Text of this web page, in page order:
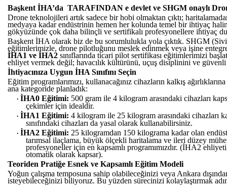
Başkent İHA’da TARAFINDAN e devlet ve SHGM onaylı
Drone teknolojileri artık sadece bir hobi olmaktan çıktı;
medyaya kadar endüstrinin hemen her kolunda temel bir ihtiyaç
gökyüzünde çok daha bilinçli ve sertifikalı profesyonellere ihtiyaç
Başkent İHA olarak biz de bu sorumlulukla yola çıktık. SHGM
eğitimlerimizle, drone pilotluğunu meslek edinmek veya işine
İHA1 ve İHA2 sınıflarında ticari pilot sertifikası eğitimlerimizi
ehliyet vermek değil; havacılık kültürünü, uçuş disiplinini ve güvenli
İhtiyacınıza Uygun İHA Sınıfını Seçin
Eğitim programlarımızı, kullanacağınız cihazların kalkış
ana kategoride planladık:
• İHA0 Eğitimi: 500 gram ile 4 kilogram arasındaki cihazları
çekimler için idealdir.
• İHA1 Eğitimi: 4 kilogram ile 25 kilogram arasındaki cihazları
sınıfındaki cihazları da yasal olarak kullanabilirsiniz.
• İHA2 Eğitimi: 25 kilogramdan 150 kilograma kadar olan
tarımsal ilaçlama, büyük ölçekli haritalama ve ileri düzey
profesyoneller için en kapsamlı programımızdır. (İHA2
otomatik olarak kapsar).
Teoriden Pratiğe Esnek ve Kapsamlı Eğitim Modeli
Yoğun çalışma temposuna sahip olabileceğinizi veya Ankara
isteyebileceğinizi biliyoruz. Bu yüzden sürecinizi kolaylaştırmak